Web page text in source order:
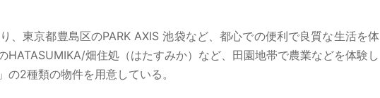
、東京都豊島区のPARK AXIS 池袋など、都心での便利で良質な生活を体
HATASUMIKA/畑住処（はたすみか）など、田園地帯で農業などを体験し
2種類の物件を用意している。